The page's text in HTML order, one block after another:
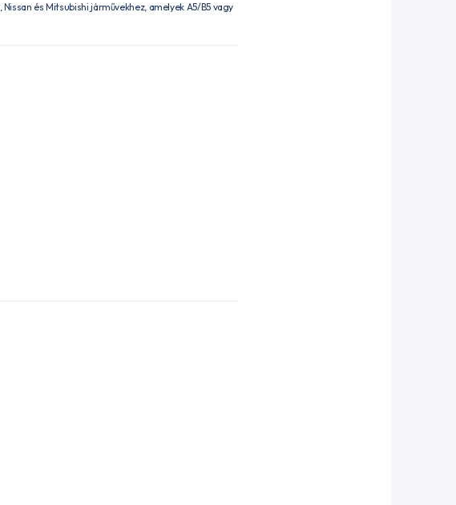
és Mitsubishi járművekhez, amelyek A5/B5 vagy